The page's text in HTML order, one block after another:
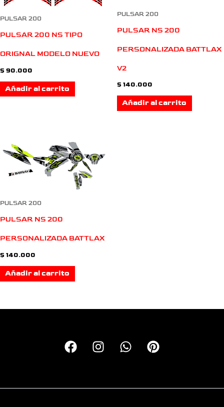
PULSAR 200
PULSAR 200 NS TIPO
ORIGNAL MODELO NUEVO
$ 90.000
Añadir al carrito
PULSAR 200
PULSAR NS 200
PERSONALIZADA BATTLAX
V2
$ 140.000
Añadir al carrito
PULSAR 200
PULSAR NS 200
PERSONALIZADA BATTLAX
$ 140.000
Añadir al carrito